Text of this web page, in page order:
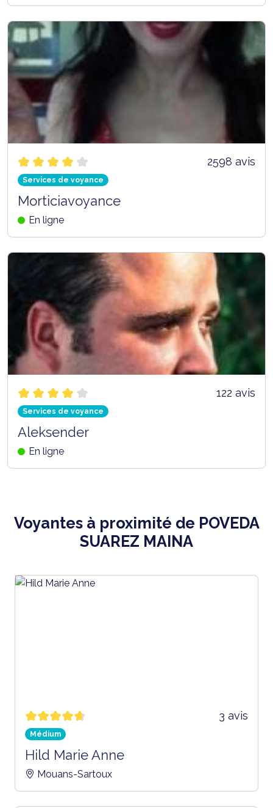
2598 avis
Services de voyance
Morticiavoyance
En ligne
122 avis
Services de voyance
Aleksender
En ligne
Voyantes à proximité de POVEDA
SUAREZ MAINA
3 avis
Médium
Hild Marie Anne
Mouans-Sartoux